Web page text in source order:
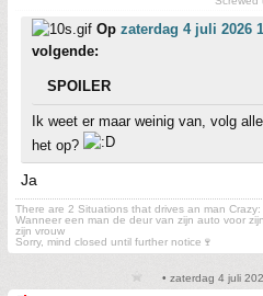
Op zaterdag 4 juli 2026
volgende:
SPOILER
Ik weet er maar weinig van, volg
het op?
Ja
There are 2 Situations that drives an man
Wanneer een man de deur van zijn auto voor
zijn vrouw
Sorry, mind closed until further notice🍷
• zaterdag 4 juli